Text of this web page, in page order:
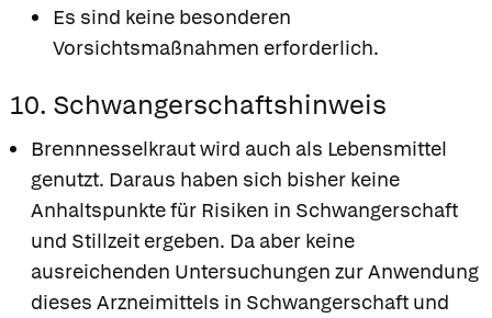
Es sind keine besonderen
Vorsichtsmaßnahmen erforderlich.
10. Schwangerschaftshinweis
Brennnesselkraut wird auch als Lebensmittel
genutzt. Daraus haben sich bisher keine
Anhaltspunkte für Risiken in Schwangerschaft
und Stillzeit ergeben. Da aber keine
ausreichenden Untersuchungen zur Anwendung
dieses Arzneimittels in Schwangerschaft und